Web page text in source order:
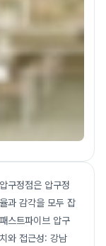
구정점은 압구정
과 감각을 모두 잡
스트파이브 압구
와 접근성: 강남